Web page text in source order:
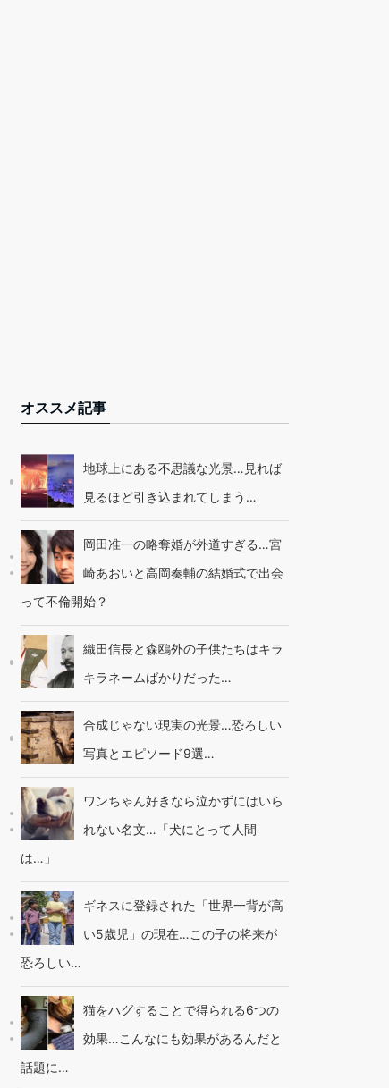
オススメ記事
地球上にある不思議な光景…見れば
見るほど引き込まれてしまう…
岡田准一の略奪婚が外道すぎる…宮
崎あおいと高岡奏輔の結婚式で出会
って不倫開始？
織田信長と森鴎外の子供たちはキラ
キラネームばかりだった…
合成じゃない現実の光景…恐ろしい
写真とエピソード9選…
ワンちゃん好きなら泣かずにはいら
れない名文…「犬にとって人間
は…」
ギネスに登録された「世界一背が高
い5歳児」の現在…この子の将来が
恐ろしい…
猫をハグすることで得られる6つの
効果…こんなにも効果があるんだと
話題に…